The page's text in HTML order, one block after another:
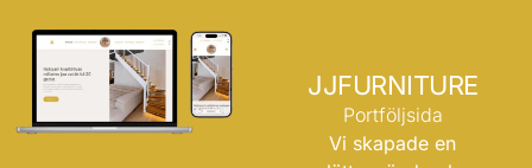
JJFURNITURE
Portföljsida
Vi skapade en